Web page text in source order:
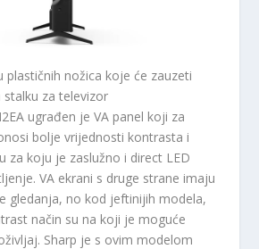
plastičnih nožica koje će zauzeti
za televizor
ugrađen je VA panel koji za
bolje vrijednosti kontrasta i
za koju je zaslužno i direct LED
VA ekrani s druge strane imaju
gledanja, no kod jeftinijih modela,
način su na koji je moguće
Sharp je s ovim modelom